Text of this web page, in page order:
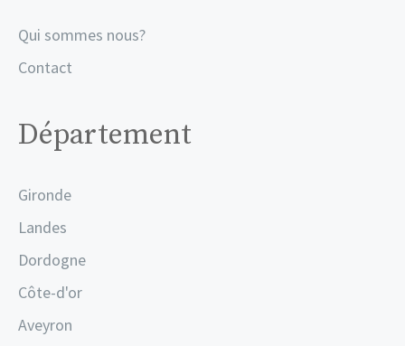
Qui sommes nous?
Contact
Département
Gironde
Landes
Dordogne
Côte-d'or
Aveyron